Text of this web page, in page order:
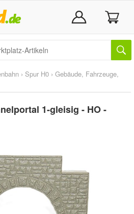
› Spur H0 › Gebäude, Fahrzeuge,
1-gleisig - HO -